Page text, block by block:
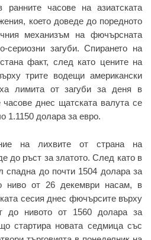
ранните часове на азиатската
което доведе до поредното
механизъм на фючърсната
сериозни загуби. Спирането на
факт, след като цените на
трите водещи американски
лимита от загуби за деня в
днес щатската валута се
1.1150 долара за евро.
на лихвите от страна на
до ръст за златото. След като в
спадна до почти 1504 долара за
ниво от 26 декември насам, в
сесия днес фючърсите върху
до нивото от 1560 долара за
стартира новата седмица със